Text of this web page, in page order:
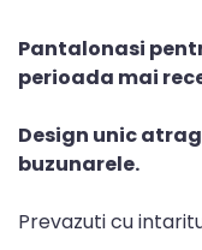
Pantalonasi
perioada mai
Design unic
buzunarele.
Prevazuti cu